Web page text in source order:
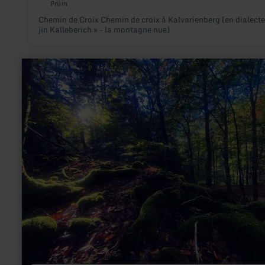
Prüm
Chemin de Croix Chemin de croix à Kalvarienberg (en
jin Kalleberich » - la montagne nue)
savoir
plus
sur
Wikingerburg